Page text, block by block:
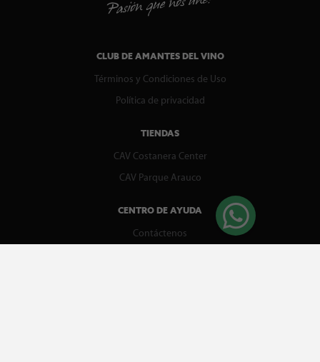
CLUB DE AMANTES DEL VINO
Términos y Condiciones de Uso
Política de privacidad
TIENDAS
CAV Costanera Center
CAV Parque Arauco
CENTRO DE AYUDA
Contáctenos